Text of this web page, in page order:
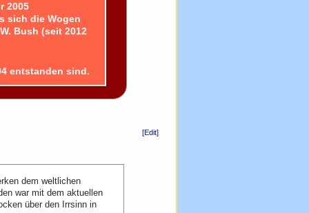
2005
sich die Wogen
Bush (seit 2012
entstanden sind.
[Edit]
dem weltlichen
war mit dem aktuellen
über den Irrsinn in